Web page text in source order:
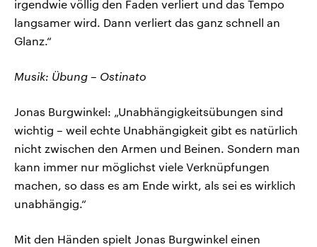
irgendwie völlig den Faden verliert und das Tempo
langsamer wird. Dann verliert das ganz schnell an
Glanz.“
Musik: Übung – Ostinato
Jonas Burgwinkel: „Unabhängigkeitsübungen sind
wichtig – weil echte Unabhängigkeit gibt es natürlich
nicht zwischen den Armen und Beinen. Sondern man
kann immer nur möglichst viele Verknüpfungen
machen, so dass es am Ende wirkt, als sei es wirklich
unabhängig.“
Mit den Händen spielt Jonas Burgwinkel einen